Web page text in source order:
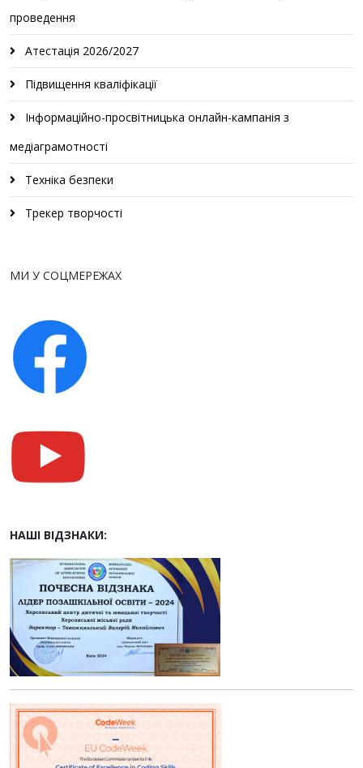
проведення
Атестація 2026/2027
Підвищення кваліфікації
Інформаційно-просвітницька онлайн-кампанія з
медіаграмотності
Техніка безпеки
Трекер творчості
МИ У СОЦМЕРЕЖАХ
НАШІ ВІДЗНАКИ: